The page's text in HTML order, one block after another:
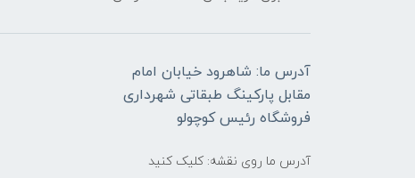
آدرس ما: شاهرود خیابان امام
مقابل پارکینگ طبقاتی شهرداری
فروشگاه رئیس کوچولو
آدرس ما روی نقشه: کلیک کنید